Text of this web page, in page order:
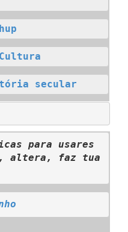
secular
para usares
altera, faz tua